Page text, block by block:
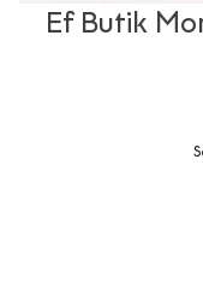
Ef Butik